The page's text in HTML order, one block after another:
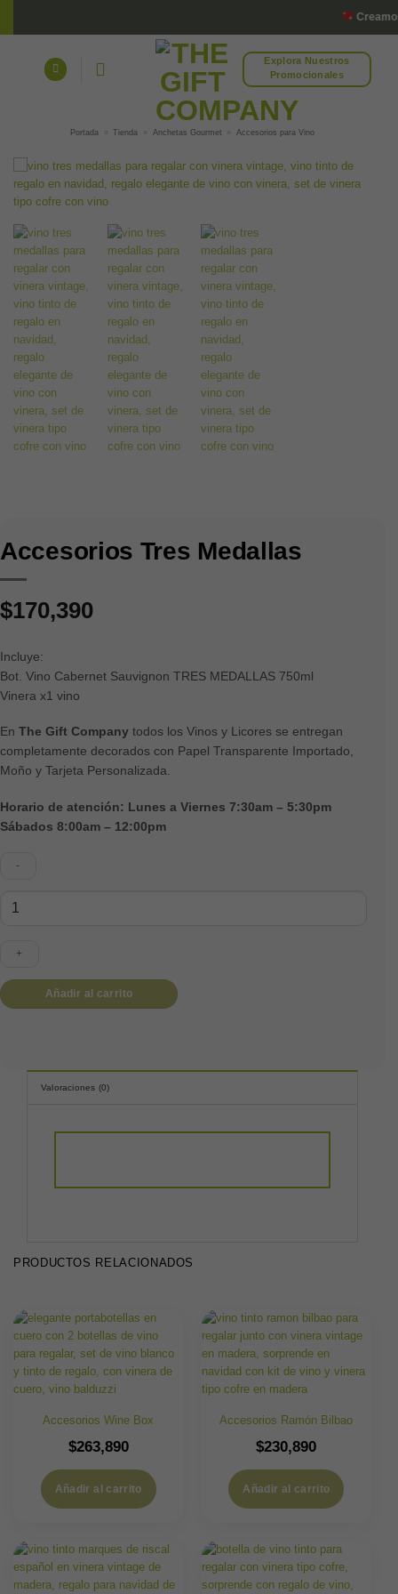
Creamos
Explora Nuestros
Promocionales
Portada Tienda Anchetas Gourmet Accesorios para Vino
Accesorios Tres Medallas
$170,390
Incluye:
Bot. Vino Cabernet Sauvignon TRES MEDALLAS 750ml
Vinera x1 vino
En The Gift Company todos los Vinos y Licores se entregan
completamente decorados con Papel Transparente Importado,
Moño y Tarjeta Personalizada.
Horario de atención: Lunes a Viernes 7:30am – 5:30pm
Sábados 8:00am – 12:00pm
Tres
Añadir al carrito
Valoraciones (0)
PRODUCTOS RELACIONADOS
Accesorios Wine Box
$263,890
Añadir al carrito
Accesorios Ramón Bilbao
$230,890
Añadir al carrito